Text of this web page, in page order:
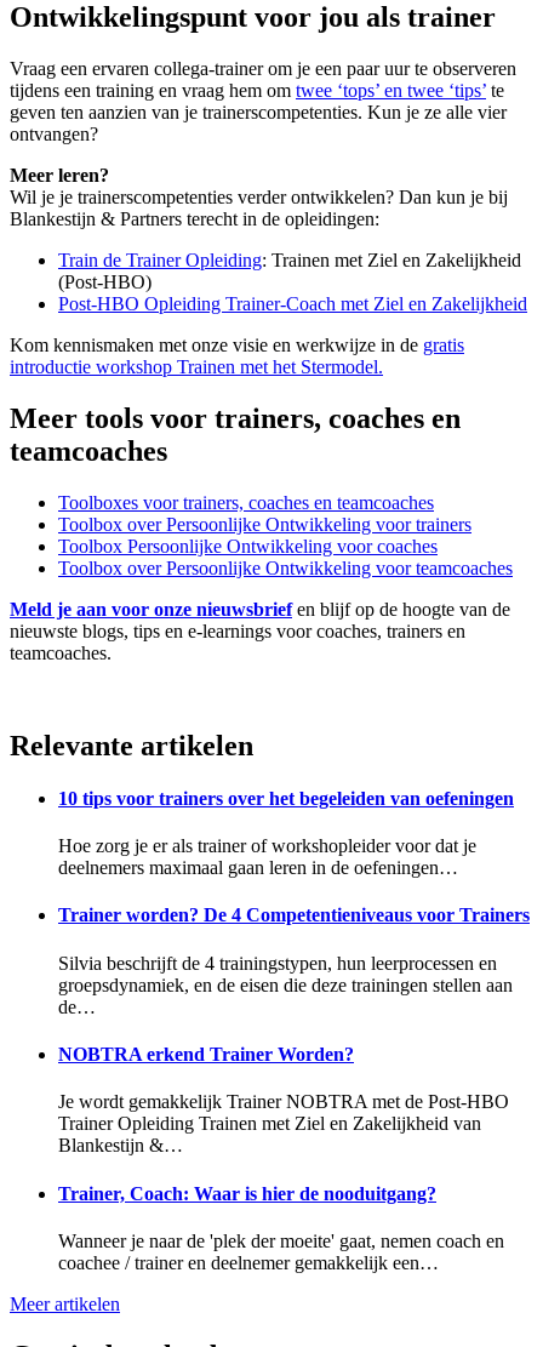
Ontwikkelingspunt voor jou als trainer
Vraag een ervaren collega-trainer om je een paar uur te observeren
tijdens een training en vraag hem om twee ‘tops’ en twee ‘tips’ te
geven ten aanzien van je trainerscompetenties. Kun je ze alle vier
ontvangen?
Meer leren?
Wil je je trainerscompetenties verder ontwikkelen? Dan kun je bij
Blankestijn & Partners terecht in de opleidingen:
Train de Trainer Opleiding: Trainen met Ziel en Zakelijkheid
(Post-HBO)
Post-HBO Opleiding Trainer-Coach met Ziel en Zakelijkheid
Kom kennismaken met onze visie en werkwijze in de gratis
introductie workshop Trainen met het Stermodel.
Meer tools voor trainers, coaches en
teamcoaches
Toolboxes voor trainers, coaches en teamcoaches
Toolbox over Persoonlijke Ontwikkeling voor trainers
Toolbox Persoonlijke Ontwikkeling voor coaches
Toolbox over Persoonlijke Ontwikkeling voor teamcoaches
Meld je aan voor onze nieuwsbrief en blijf op de hoogte van de
nieuwste blogs, tips en e-learnings voor coaches, trainers en
teamcoaches.
Relevante artikelen
10 tips voor trainers over het begeleiden van oefeningen
Hoe zorg je er als trainer of workshopleider voor dat je
deelnemers maximaal gaan leren in de oefeningen…
Trainer worden? De 4 Competentieniveaus voor Trainers
Silvia beschrijft de 4 trainingstypen, hun leerprocessen en
groepsdynamiek, en de eisen die deze trainingen stellen aan
de…
NOBTRA erkend Trainer Worden?
Je wordt gemakkelijk Trainer NOBTRA met de Post-HBO
Trainer Opleiding Trainen met Ziel en Zakelijkheid van
Blankestijn &…
Trainer, Coach: Waar is hier de nooduitgang?
Wanneer je naar de 'plek der moeite' gaat, nemen coach en
coachee / trainer en deelnemer gemakkelijk een…
Meer artikelen